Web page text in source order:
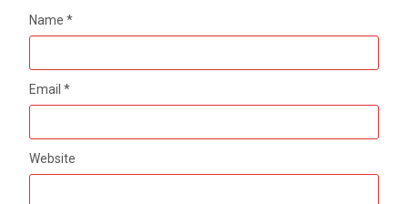
Name*
Email*
Website